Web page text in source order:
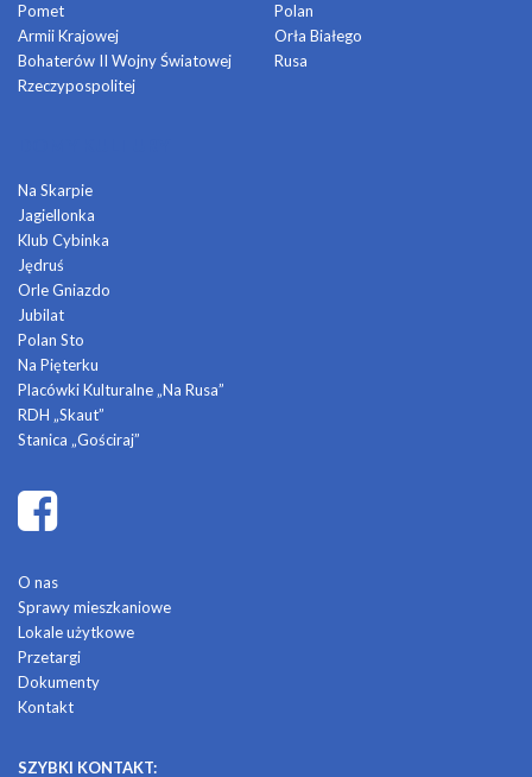
Pomet
Armii Krajowej
Bohaterów II Wojny Światowej
Rzeczypospolitej
Polan
Orła Białego
Rusa
Na Skarpie
Jagiellonka
Klub Cybinka
Jędruś
Orle Gniazdo
Jubilat
Polan Sto
Na Pięterku
Placówki Kulturalne „Na Rusa”
RDH „Skaut”
Stanica „Gościraj”
O nas
Sprawy mieszkaniowe
Lokale użytkowe
Przetargi
Dokumenty
Kontakt
SZYBKI KONTAKT: